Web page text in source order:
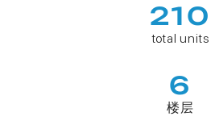
210
total units
6
楼层